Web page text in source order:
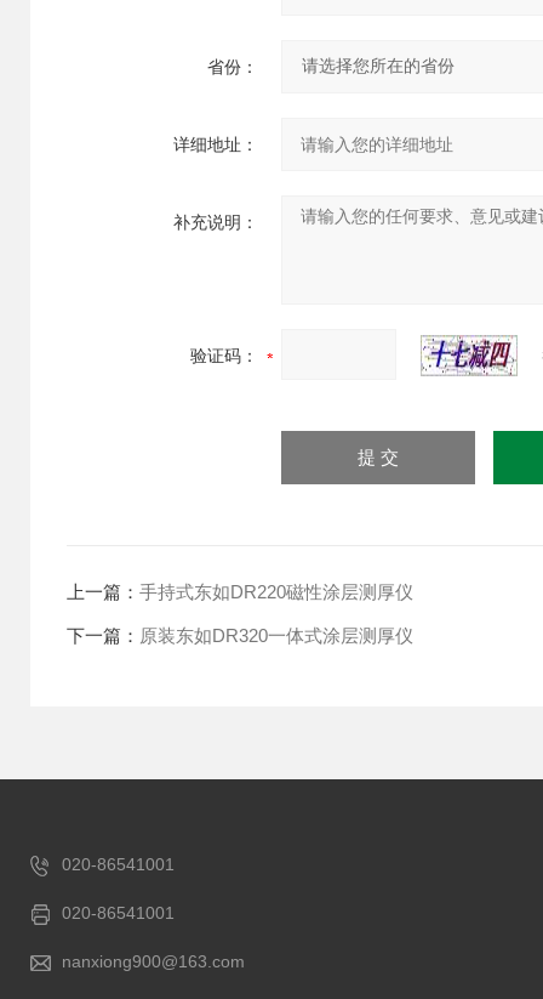
省份：
详细地址：
补充说明：
验证码：
上一篇： 手持式东如DR220磁性涂层测厚仪
下一篇： 原装东如DR320一体式涂层测厚仪
020-86541001
020-86541001
nanxiong900@163.com